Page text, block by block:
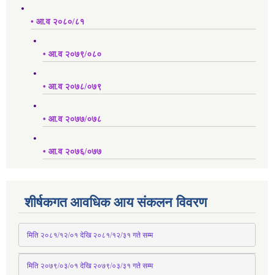
• आ.व २०८०/८१
• आ.व २०७९/०८०
• आ.व २०७८/०७९
• आ.व २०७७/०७८
• आ.व २०७६/०७७
शीर्षकगत आवधिक आय संकलन विवरण
मिति २०८१/१२/०१ देखि २०८१/१२/३१ गते सम्म
मिति २०७९/०३/०१ देखि २०७९/०३/३१ गते सम्म